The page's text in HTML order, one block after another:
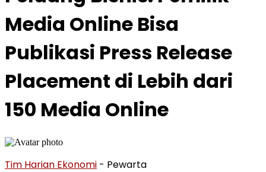
Media Online Bisa
Publikasi Press Release
Placement di Lebih dari
150 Media Online
Tim Harian Ekonomi - Pewarta